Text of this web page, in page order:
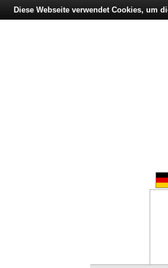
Diese Webseite verwendet Cookies, um